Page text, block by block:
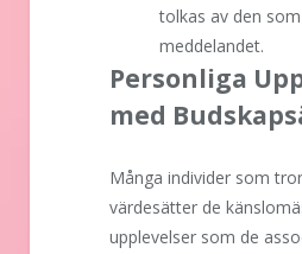
tolkas av den
meddelandet.
Personliga
med
Många individer som
värdesätter de
upplevelser som de